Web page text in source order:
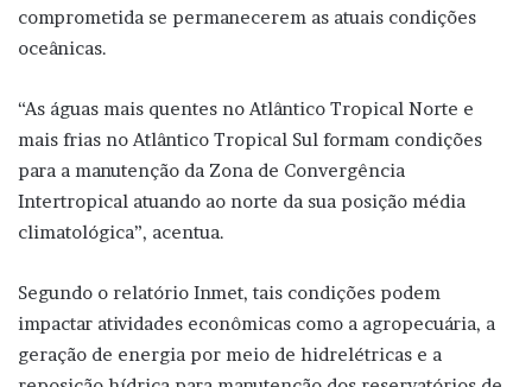
comprometida se permanecerem as atuais condições
oceânicas.
“As águas mais quentes no Atlântico Tropical Norte e
mais frias no Atlântico Tropical Sul formam condições
para a manutenção da Zona de Convergência
Intertropical atuando ao norte da sua posição média
climatológica”, acentua.
Segundo o relatório Inmet, tais condições podem
impactar atividades econômicas como a agropecuária, a
geração de energia por meio de hidrelétricas e a